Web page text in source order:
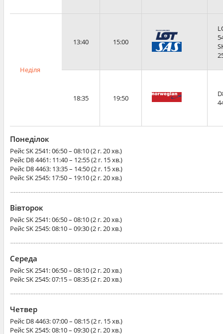
Неділя
13:40 15:00
18:35 19:50
Понеділок
РейсSK 2541: 06:50 – 08:10 (2 г. 20 хв.)
Рейс D8 4461: 11:40 – 12:55 (2 г. 15 хв.)
Рейс D8 4463: 13:35 – 14:50 (2 г. 15 хв.)
РейсSK 2545: 17:50 – 19:10 (2 г. 20 хв.)
Вівторок
РейсSK 2541: 06:50 – 08:10 (2 г. 20 хв.)
РейсSK 2545: 08:10 – 09:30 (2 г. 20 хв.)
Середа
РейсSK 2541: 06:50 – 08:10 (2 г. 20 хв.)
РейсSK 2545: 07:15 – 08:35 (2 г. 20 хв.)
Четвер
Рейс D8 4463: 07:00 – 08:15 (2 г. 15 хв.)
РейсSK 2545: 08:10 – 09:30 (2 г. 20 хв.)